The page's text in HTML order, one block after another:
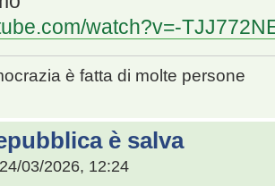
watch?v=-
è fatta di molte persone
è salva
03/2026, 12:24